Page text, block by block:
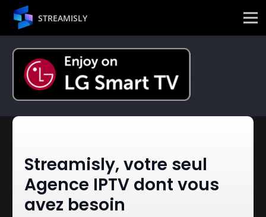
STREAMISLY
Streamisly, votre seul
Agence IPTV dont vous
avez besoin